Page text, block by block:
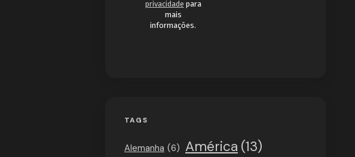
privacidade para
mais
informações.
TAGS
Alemanha (6) América (13)